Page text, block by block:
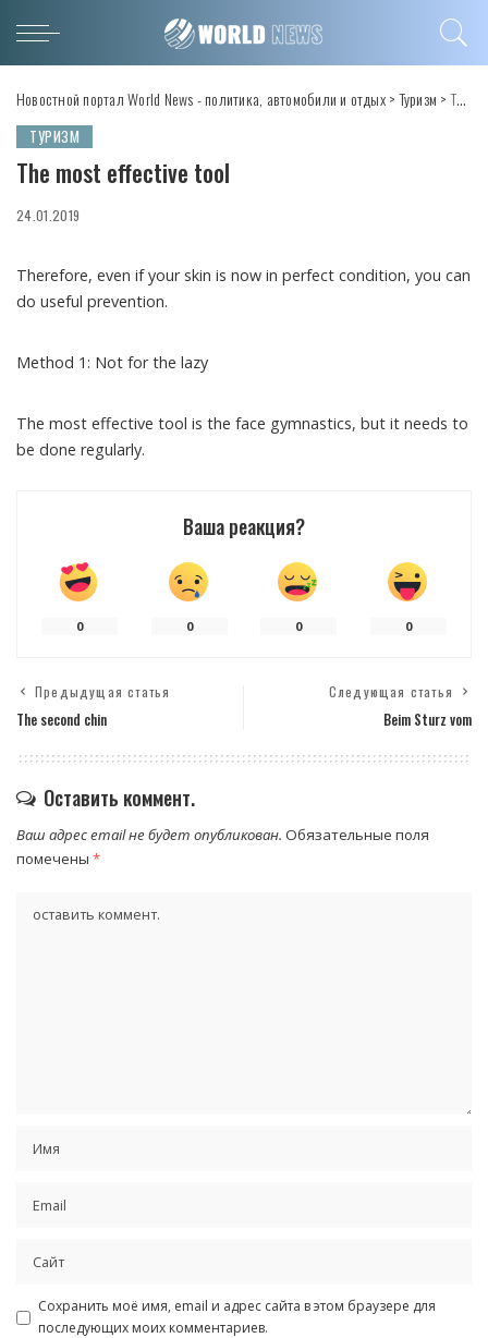
Новостной портал World News - политика, автомобили и отдых>Туризм >The most effective tool
ТУРИЗМ
The most effective tool
24.01.2019
Therefore, even if your skin is now in perfect condition, you can
do useful prevention.
Method 1: Not for the lazy
The most effective tool is the face gymnastics, but it needs to
be done regularly.
Ваша реакция?
0 0 0 0
Предыдущая статья
The second chin
Следующая статья
Beim Sturz vom
Оставить коммент.
Ваш адрес email не будет опубликован. Обязательные поля
помечены *
Сохранить моё имя, email и адрес сайта в этом браузере для
последующих моих комментариев.